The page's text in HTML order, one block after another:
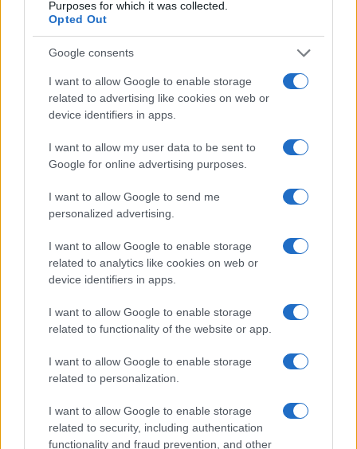
Purposes for which it was collected.
Opted Out
Google consents
I want to allow Google to enable storage
related to advertising like cookies on web or
device identifiers in apps.
I want to allow my user data to be sent to
Google for online advertising purposes.
I want to allow Google to send me
personalized advertising.
I want to allow Google to enable storage
related to analytics like cookies on web or
device identifiers in apps.
I want to allow Google to enable storage
related to functionality of the website or app.
I want to allow Google to enable storage
related to personalization.
I want to allow Google to enable storage
related to security, including authentication
functionality and fraud prevention, and other
ΕΛΛΑΔΑ
20/12/2018 - 14:15
«Tο Αστέρι των Χριστουγέννων» ήταν
πιθανότατα ο Δίας ή ο Κρόνος
«_ότε γεννήθηκε ο Ιησούς;» -
«Παρατηρήθηκε κάποιο ιδιαίτερο